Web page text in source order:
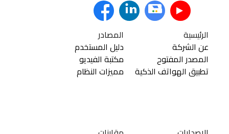
الرئيسية
عن الشركة
المصدر المفتوح
تطبيق الهواتف الذكية
المصادر
دليل المستخدم
مكتبة الفيديو
مميزات النظام